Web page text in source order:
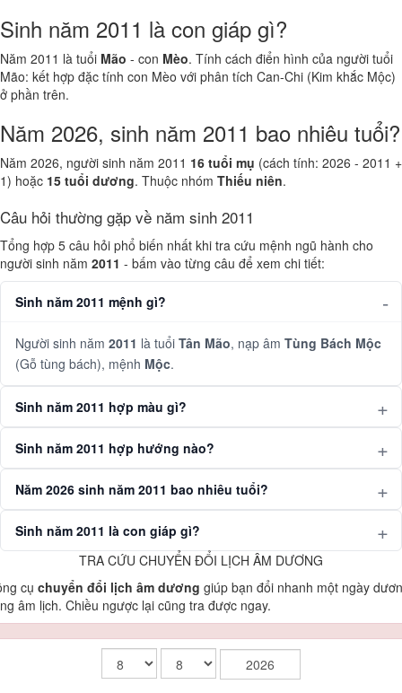
Sinh năm 2011 là con giáp gì?
Năm 2011 là tuổi Mão - con Mèo. Tính cách điển hình của người tuổi
Mão: kết hợp đặc tính con Mèo với phân tích Can-Chi (Kim khắc Mộc)
ở phần trên.
Năm 2026, sinh năm 2011 bao nhiêu tuổi?
Năm 2026, người sinh năm 2011 16 tuổi mụ (cách tính: 2026 - 2011 +
1) hoặc 15 tuổi dương. Thuộc nhóm Thiếu niên.
Câu hỏi thường gặp về năm sinh 2011
Tổng hợp 5 câu hỏi phổ biến nhất khi tra cứu mệnh ngũ hành cho
người sinh năm 2011 - bấm vào từng câu để xem chi tiết:
Sinh năm 2011 mệnh gì?
Người sinh năm 2011 là tuổi Tân Mão, nạp âm Tùng Bách Mộc
(Gỗ tùng bách), mệnh Mộc.
Sinh năm 2011 hợp màu gì?
Sinh năm 2011 hợp hướng nào?
Năm 2026 sinh năm 2011 bao nhiêu tuổi?
Sinh năm 2011 là con giáp gì?
TRA CỨU CHUYỂN ĐỔI LỊCH ÂM DƯƠNG
cụ chuyển đổi lịch âm dương giúp bạn đổi nhanh một ngày
âm lịch. Chiều ngược lại cũng tra được ngay.